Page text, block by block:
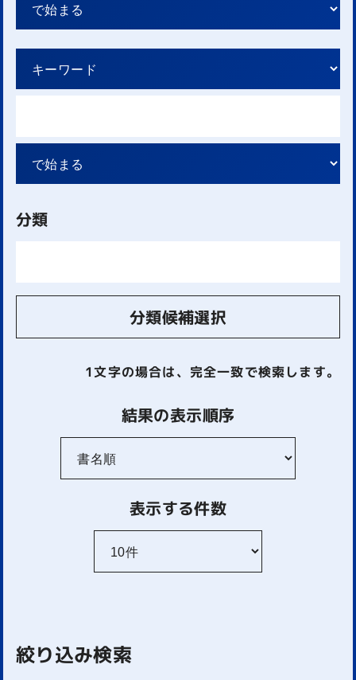
分類
分類候補選択
1文字の場合は、完全一致で検索します。
結果の表示順序
表示する件数
絞り込み検索